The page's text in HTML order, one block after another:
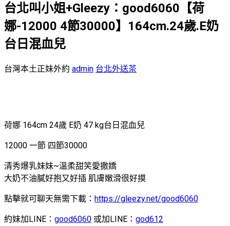
台北叫小姐+Gleezy：good6060【荷
娜-12000 4節30000】164cm.24歲.E奶
台日混血兒
台灣本土正妹外約 admin 台北外送茶
荷娜 164cm 24歲 E奶 47 kg台日混血兒
12000 一節 四節30000
清秀爆乳妹妹~溫柔甜笑愛撒嬌
大奶不油膩好抱又好插 肌膚嫩滑很好摸
點擊就可聊天無需下載： https://gleezy.net/good6060
約妹加LINE： good6060 或加LINE： god612